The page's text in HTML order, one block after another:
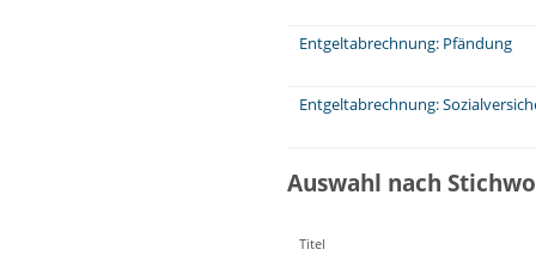
Entgeltabrechnung: Pfändung
Entgeltabrechnung:
Auswahl nach
Titel